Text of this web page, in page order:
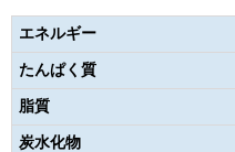
エネルギー
たんぱく質
脂質
炭水化物